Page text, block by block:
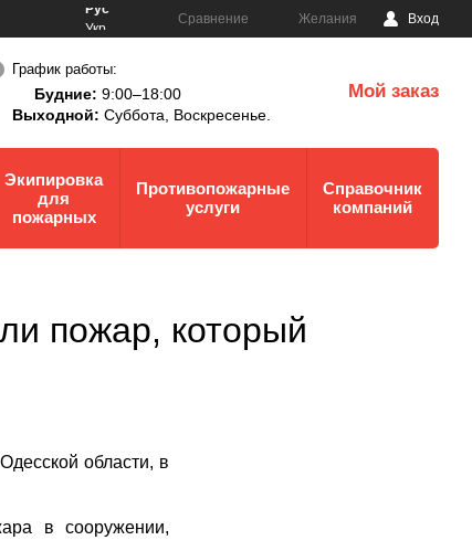
Рус
Укр
Сравнение Желания Вход
График работы:
Будние: 9:00–18:00
Выходной: Суббота, Воскресенье.
Мой заказ
Экипировка
для
пожарных
Противопожарные
услуги
Справочник
компаний
пожар, который
области, в
в сооружении,